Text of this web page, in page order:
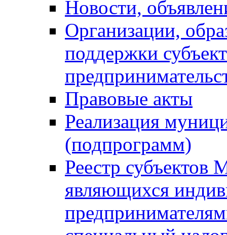
Новости,
Организации,
поддержки
Правовые акты
Реализация
(подпрограмм)
Реестр
являющихся